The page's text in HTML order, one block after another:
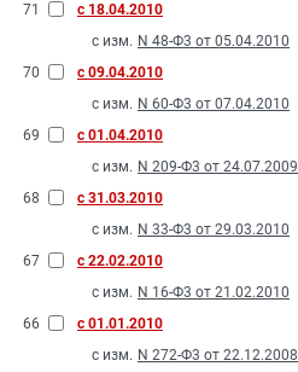
71
с 18.04.2010
с изм. N 48-Ф3 от 05.04.2010
70
с 09.04.2010
с изм. N 60-Ф3 от 07.04.2010
69
с 01.04.2010
с изм. N 209-Ф3 от 24.07.2009
68
с 31.03.2010
с изм. N 33-Ф3 от 29.03.2010
67
с 22.02.2010
с изм. N 16-Ф3 от 21.02.2010
66
с 01.01.2010
с изм. N 272-Ф3 от 22.12.2008